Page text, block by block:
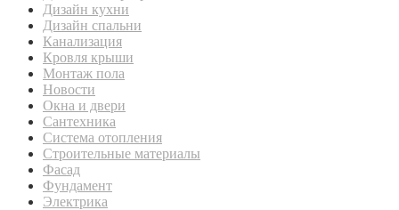
Дизайн кухни
Дизайн спальни
Канализация
Кровля крыши
Монтаж пола
Новости
Окна и двери
Сантехника
Система отопления
Строительные материалы
Фасад
Фундамент
Электрика